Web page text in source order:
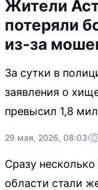
Жители
потеряли
из-за
За сутки в
заявления о
превысил 1,8
29 мая, 2026, 08:03
Сразу
области стали